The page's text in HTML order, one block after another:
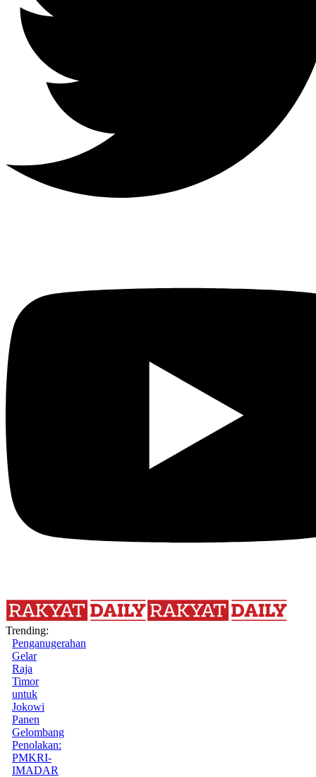
Trending:
Penganugerahan
Gelar
Raja
Timor
untuk
Jokowi
Panen
Gelombang
Penolakan:
PMKRI-
IMADAR